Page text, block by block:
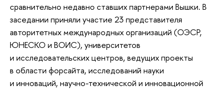
сравнительно недавно ставших партнерами Вышки. В
заседании приняли участие 23 представителя
авторитетных международных организаций (ОЭСР,
ЮНЕСКО и ВОИС), университетов
и исследовательских центров, ведущих проекты
в области форсайта, исследований науки
и инноваций, научно-технической и инновационной